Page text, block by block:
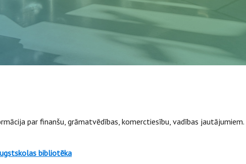
par finanšu, grāmatvēdības, komerctiesību, vadības
bibliotēka